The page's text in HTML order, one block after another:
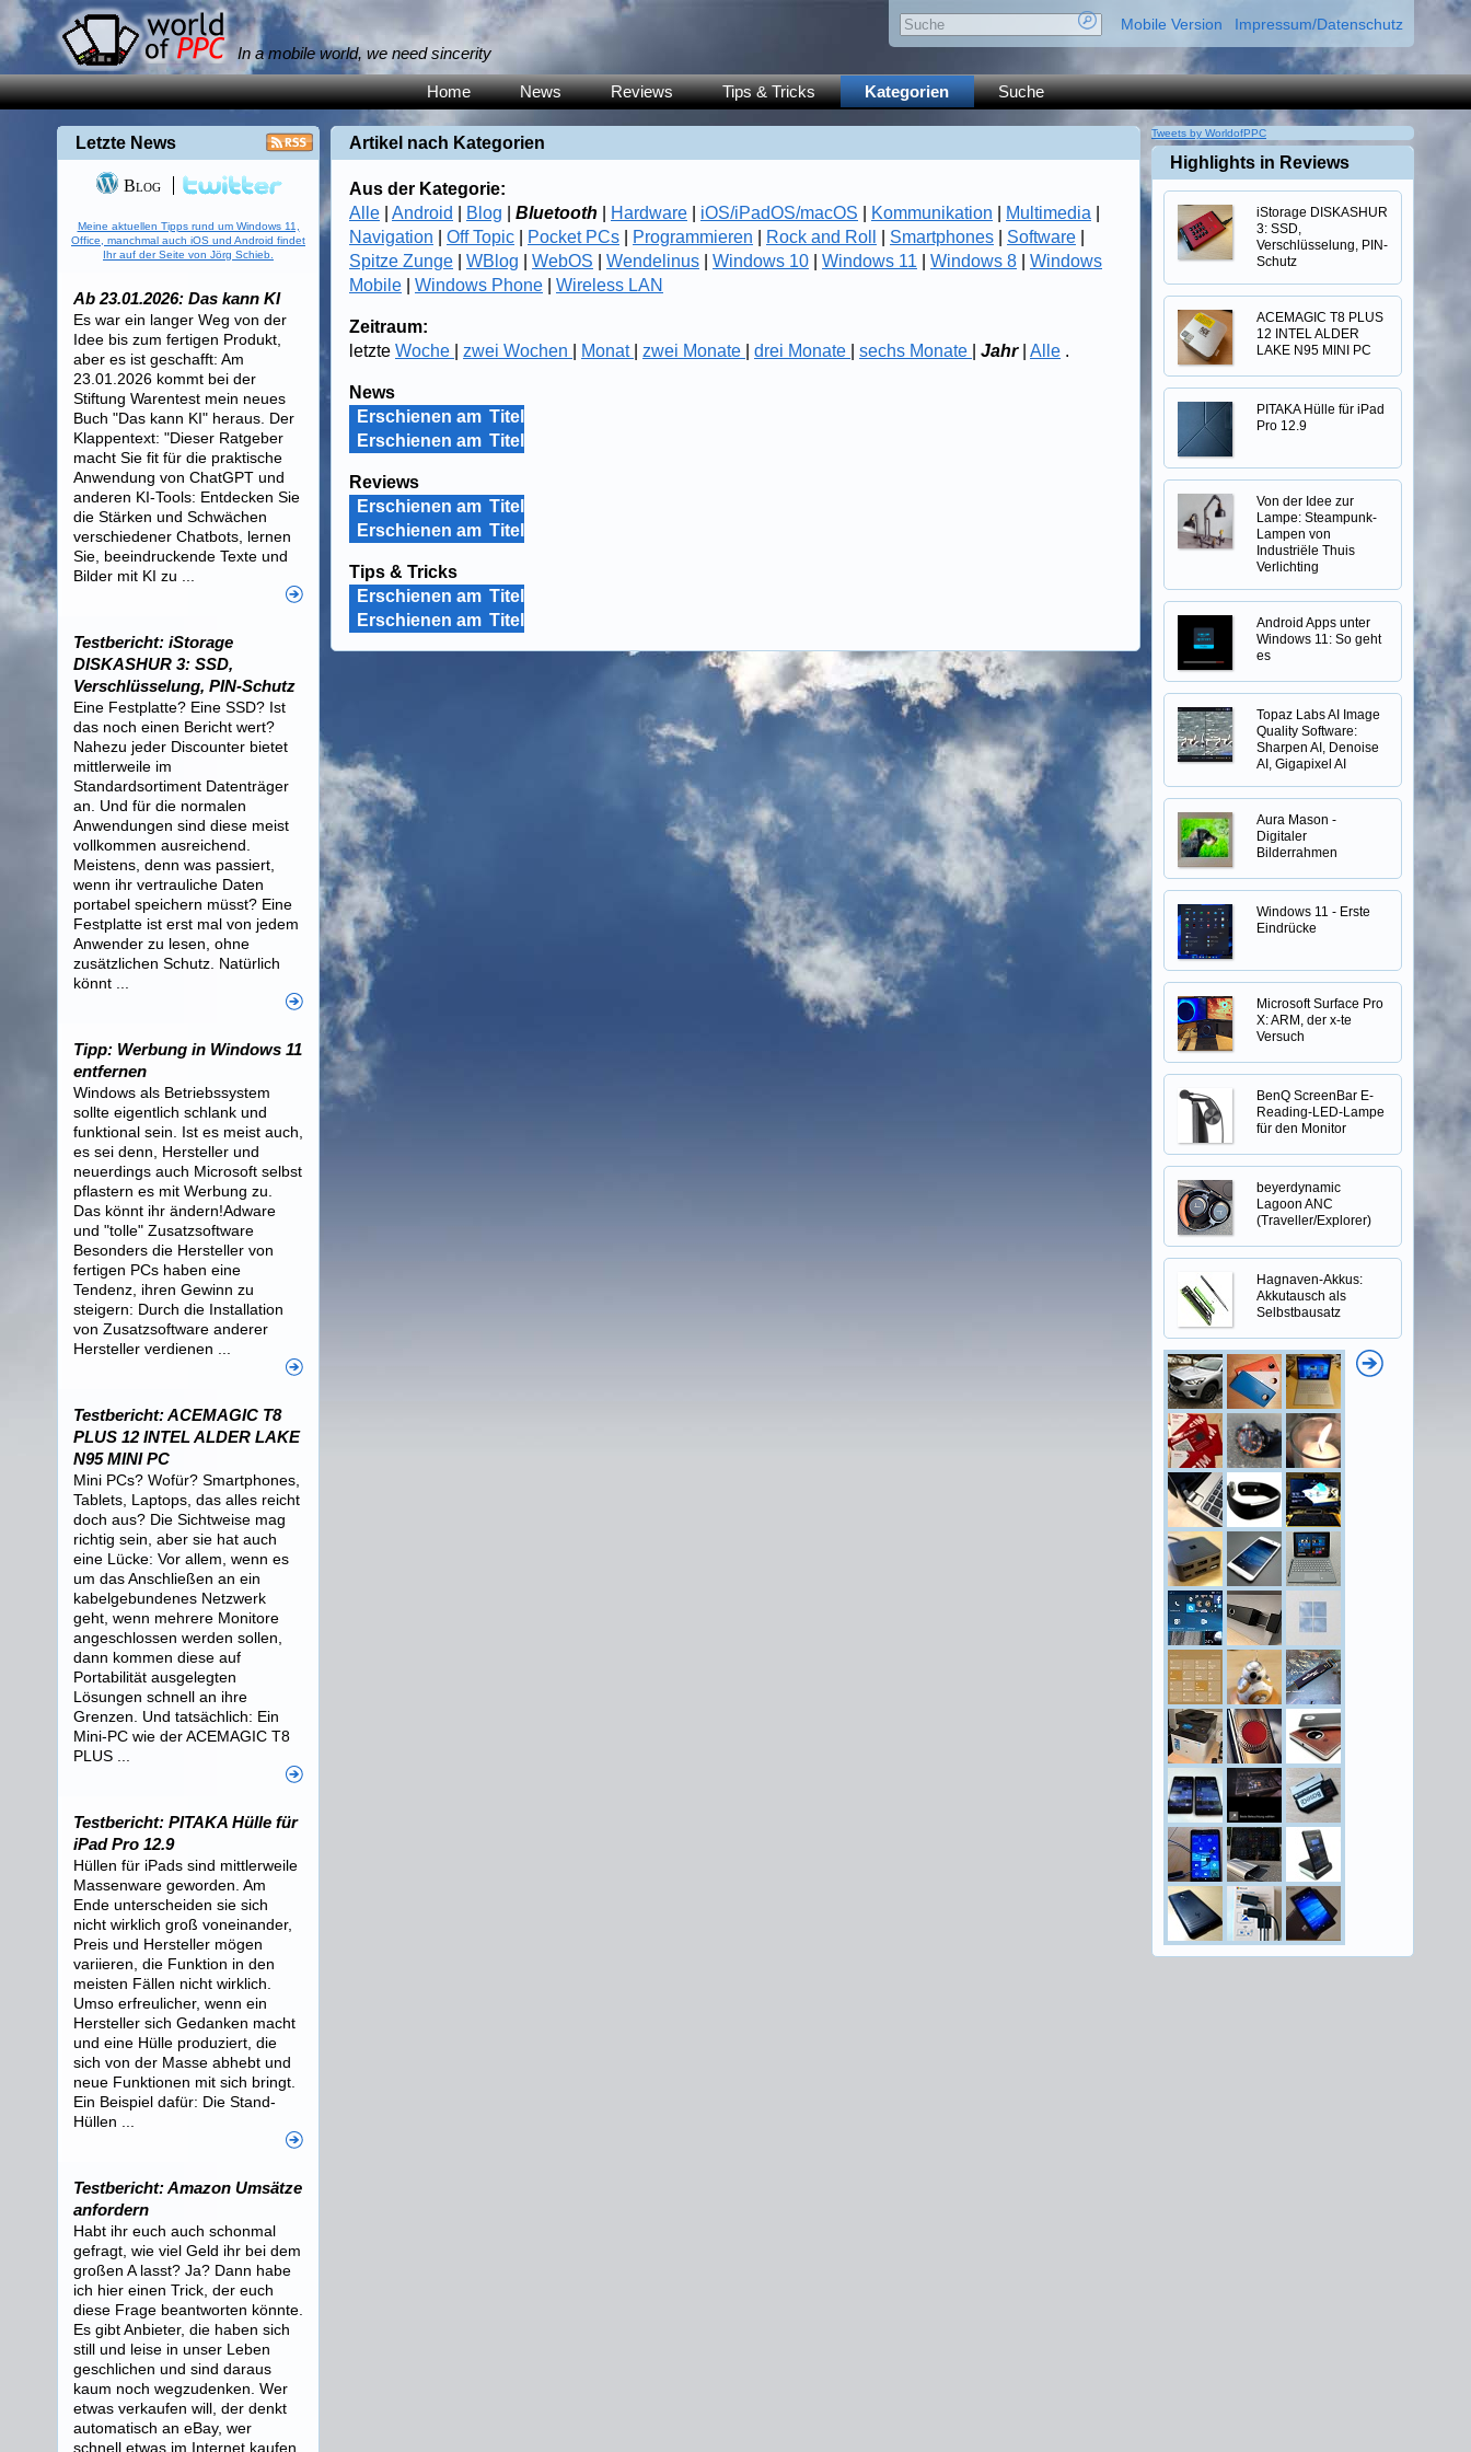
In a mobile world, we need sincerity
Mobile Version Impressum/Datenschutz
Home News Reviews Tips & Tricks Kategorien Suche
Artikel nach Kategorien
Aus der Kategorie:
Alle
Android Blog Bluetooth Hardware iOS/iPadOS/macOS Kommunikation Multimedia
Navigation
Off Topic Pocket PCs Programmieren Rock and Roll Smartphones Software
Spitze Zunge
WBlog WebOS Wendelinus Windows 10 Windows 11 Windows 8
Windows
Mobile
Windows Phone Wireless LAN
Zeitraum:
letzte Woche zwei Wochen Monat zwei Monate drei Monate sechs Monate Jahr Alle .
News
Erschienen am Titel
Erschienen am Titel
Reviews
Erschienen am Titel
Erschienen am Titel
Tips & Tricks
Erschienen am Titel
Erschienen am Titel
Letzte News
Blog
Meine aktuellen Tipps rund um Windows 11,
Office, manchmal auch iOS und Android findet
Ihr auf der Seite von Jörg Schieb.
Ab 23.01.2026: Das kann KI
Es war ein langer Weg von der
Idee bis zum fertigen Produkt,
aber es ist geschafft: Am
23.01.2026 kommt bei der
Stiftung Warentest mein neues
Buch "Das kann KI" heraus. Der
Klappentext: "Dieser Ratgeber
macht Sie fit für die praktische
Anwendung von ChatGPT und
anderen KI-Tools: Entdecken Sie
die Stärken und Schwächen
verschiedener Chatbots, lernen
Sie, beeindruckende Texte und
Bilder mit KI zu ...
Testbericht: iStorage
DISKASHUR 3: SSD,
Verschlüsselung, PIN-Schutz
Eine Festplatte? Eine SSD? Ist
das noch einen Bericht wert?
Nahezu jeder Discounter bietet
mittlerweile im
Standardsortiment Datenträger
an. Und für die normalen
Anwendungen sind diese meist
vollkommen ausreichend.
Meistens, denn was passiert,
wenn ihr vertrauliche Daten
portabel speichern müsst? Eine
Festplatte ist erst mal von jedem
Anwender zu lesen, ohne
zusätzlichen Schutz. Natürlich
könnt ...
Tipp: Werbung in Windows 11
entfernen
Windows als Betriebssystem
sollte eigentlich schlank und
funktional sein. Ist es meist auch,
es sei denn, Hersteller und
neuerdings auch Microsoft selbst
pflastern es mit Werbung zu.
Das könnt ihr ändern!Adware
und "tolle" Zusatzsoftware
Besonders die Hersteller von
fertigen PCs haben eine
Tendenz, ihren Gewinn zu
steigern: Durch die Installation
von Zusatzsoftware anderer
Hersteller verdienen ...
Testbericht: ACEMAGIC T8
PLUS 12 INTEL ALDER LAKE
N95 MINI PC
Mini PCs? Wofür? Smartphones,
Tablets, Laptops, das alles reicht
doch aus? Die Sichtweise mag
richtig sein, aber sie hat auch
eine Lücke: Vor allem, wenn es
um das Anschließen an ein
kabelgebundenes Netzwerk
geht, wenn mehrere Monitore
angeschlossen werden sollen,
dann kommen diese auf
Portabilität ausgelegten
Lösungen schnell an ihre
Grenzen. Und tatsächlich: Ein
Mini-PC wie der ACEMAGIC T8
PLUS ...
Testbericht: PITAKA Hülle für
iPad Pro 12.9
Hüllen für iPads sind mittlerweile
Massenware geworden. Am
Ende unterscheiden sie sich
nicht wirklich groß voneinander,
Preis und Hersteller mögen
variieren, die Funktion in den
meisten Fällen nicht wirklich.
Umso erfreulicher, wenn ein
Hersteller sich Gedanken macht
und eine Hülle produziert, die
sich von der Masse abhebt und
neue Funktionen mit sich bringt.
Ein Beispiel dafür: Die Stand-
Hüllen ...
Testbericht: Amazon Umsätze
anfordern
Habt ihr euch auch schonmal
gefragt, wie viel Geld ihr bei dem
großen A lasst? Ja? Dann habe
ich hier einen Trick, der euch
diese Frage beantworten könnte.
Es gibt Anbieter, die haben sich
still und leise in unser Leben
geschlichen und sind daraus
kaum noch wegzudenken. Wer
etwas verkaufen will, der denkt
automatisch an eBay, wer
schnell etwas im Internet kaufen
Tweets by WorldofPPC
Highlights in Reviews
iStorage DISKASHUR
3: SSD,
Verschlüsselung, PIN-
Schutz
ACEMAGIC T8 PLUS
12 INTEL ALDER
LAKE N95 MINI PC
PITAKA Hülle für iPad
Pro 12.9
Von der Idee zur
Lampe: Steampunk-
Lampen von
Industriële Thuis
Verlichting
Android Apps unter
Windows 11: So geht
es
Topaz Labs AI Image
Quality Software:
Sharpen AI, Denoise
AI, Gigapixel AI
Aura Mason -
Digitaler
Bilderrahmen
Windows 11 - Erste
Eindrücke
Microsoft Surface Pro
X: ARM, der x-te
Versuch
BenQ ScreenBar E-
Reading-LED-Lampe
für den Monitor
beyerdynamic
Lagoon ANC
(Traveller/Explorer)
Hagnaven-Akkus:
Akkutausch als
Selbstbausatz